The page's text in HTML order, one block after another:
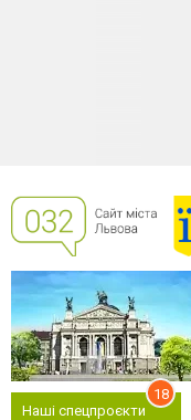
Наші спецпроєкти
18